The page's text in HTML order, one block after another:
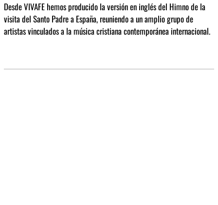
Desde VIVAFE hemos producido la versión en inglés del Himno de la
visita del Santo Padre a España, reuniendo a un amplio grupo de
artistas vinculados a la música cristiana contemporánea internacional.